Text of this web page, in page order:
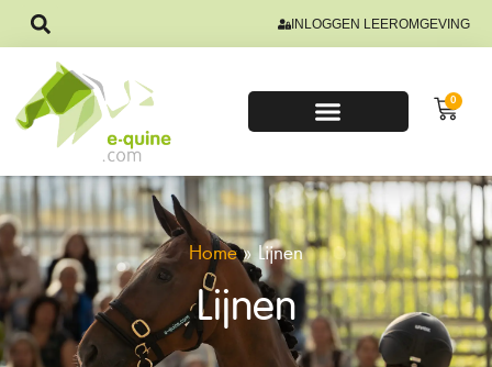
INLOGGEN LEEROMGEVING
0
Home»Lijnen
Lijnen